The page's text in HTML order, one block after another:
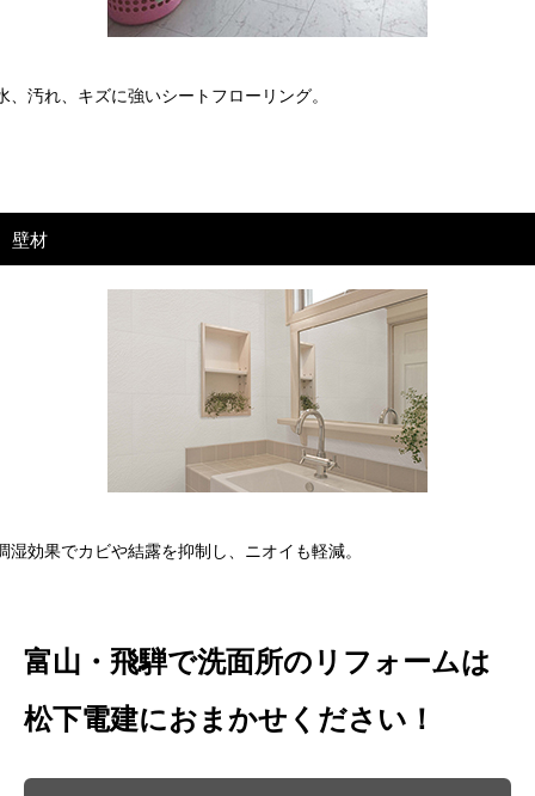
、汚れ、キズに強いシートフローリング。
壁材
湿効果でカビや結露を抑制し、ニオイも軽減。
富山・飛騨で洗面所のリフォームは
松下電建におまかせください！